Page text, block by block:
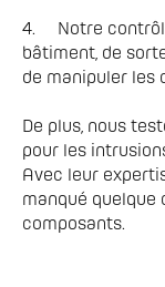
4.	Notre contrôleur est installé à l'intérieur du
bâtiment, de
de manipuler les
De plus, nous
pour les
Avec leur
manqué quelque